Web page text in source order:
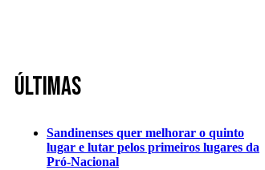
Últimas
Sandinenses quer melhorar o quinto
lugar e lutar pelos primeiros lugares da
Pró-Nacional